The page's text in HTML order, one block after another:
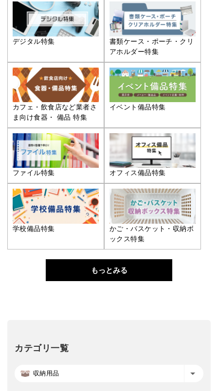
デジタル特集
書類ケース・ポーチ・クリ
アホルダー特集
カフェ・飲食店など業者さ
ま向け食器・ 備品 特集
イベント備品特集
ファイル特集 オフィス備品特集
学校備品特集
かご・バスケット・収納ボ
ックス特集
もっとみる
カテゴリ一覧
収納用品